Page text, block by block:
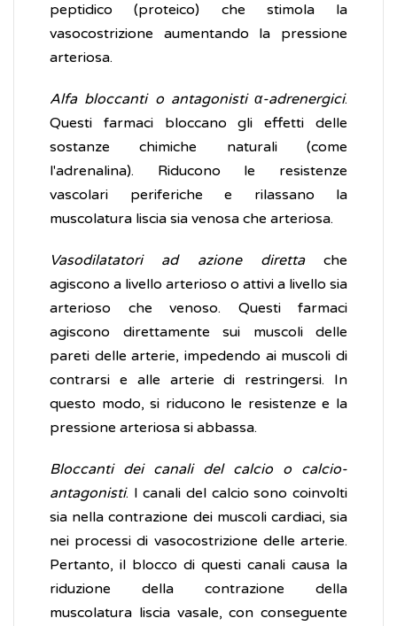
peptidico (proteico) che stimola la
vasocostrizione aumentando la pressione
arteriosa.
Alfa bloccanti o antagonisti α-adrenergici.
Questi farmaci bloccano gli effetti delle
sostanze chimiche naturali (come
l'adrenalina). Riducono le resistenze
vascolari periferiche e rilassano la
muscolatura liscia sia venosa che arteriosa.
Vasodilatatori ad azione diretta che
agiscono a livello arterioso o attivi a livello sia
arterioso che venoso. Questi farmaci
agiscono direttamente sui muscoli delle
pareti delle arterie, impedendo ai muscoli di
contrarsi e alle arterie di restringersi. In
questo modo, si riducono le resistenze e la
pressione arteriosa si abbassa.
Bloccanti dei canali del calcio o calcio-
antagonisti. I canali del calcio sono coinvolti
sia nella contrazione dei muscoli cardiaci, sia
nei processi di vasocostrizione delle arterie.
Pertanto, il blocco di questi canali causa la
riduzione della contrazione della
muscolatura liscia vasale, con conseguente